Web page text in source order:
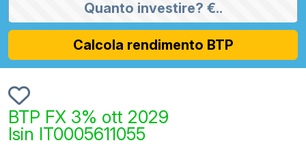
Calcola rendimento BTP
BTP FX 3% ott 2029
Isin IT0005611055